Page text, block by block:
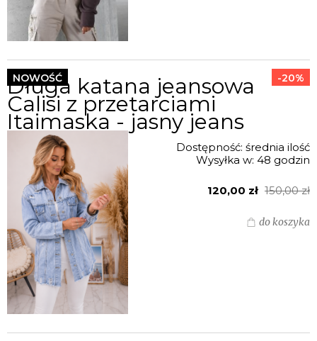
Długa katana jeansowa
Calisi z przetarciami
Itaimaska - jasny jeans
Dostępność: średnia ilość
Wysyłka w: 48 godzin
120,00 zł 150,00 zł
do koszyka
-20%
NOWOŚĆ